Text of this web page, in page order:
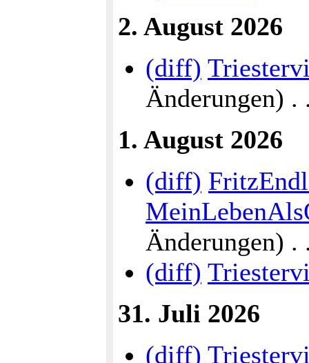
2. August 2026
(diff)
Änderungen)
1. August 2026
(diff)
Änderungen)
(diff)
31. Juli 2026
(diff)